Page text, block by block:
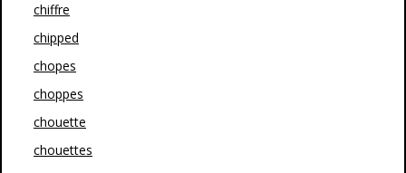
chiffre
chipped
chopes
choppes
chouette
chouettes